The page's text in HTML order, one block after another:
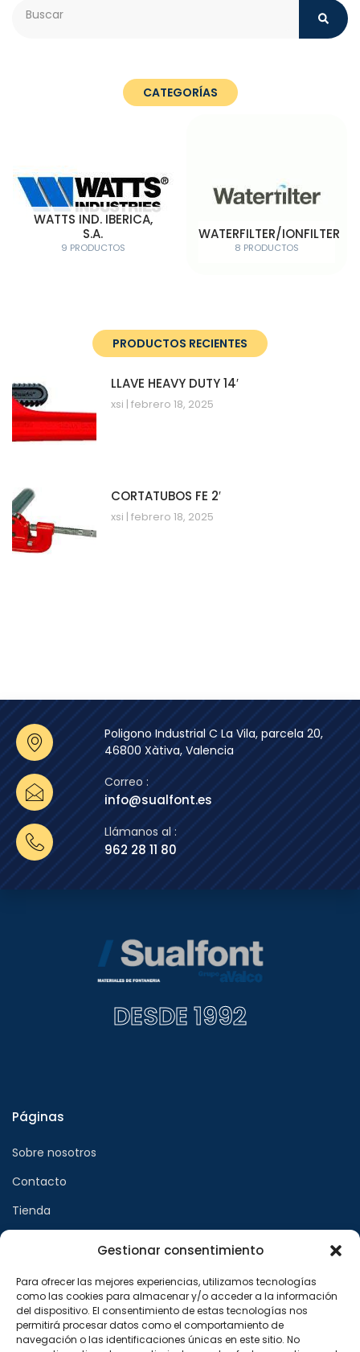
Gestionar consentimiento
Para ofrecer las mejores experiencias, utilizamos tecnologías
como las cookies para almacenar y/o acceder a la información
del dispositivo. El consentimiento de estas tecnologías nos
permitirá procesar datos como el comportamiento de
navegación o las identificaciones únicas en este sitio. No
CATEGORÍAS
WATTS IND. IBERICA,
S.A.
9 PRODUCTOS
WATERFILTER/IONFILTER
8 PRODUCTOS
PRODUCTOS RECIENTES
LLAVE HEAVY DUTY 14′
xsi febrero 18, 2025
CORTATUBOS FE 2′
xsi febrero 18, 2025
Poligono Industrial C La Vila, parcela 20,
46800 Xàtiva, Valencia
Correo :
info@sualfont.es
Llámanos al :
962 28 11 80
DESDE 1992
Páginas
Sobre nosotros
Contacto
Tienda
Aviso legal
Política de privacidad